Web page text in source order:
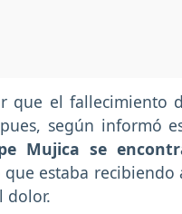
que el fallecimiento
según informó
Mujica se
estaba recibiendo
dolor.